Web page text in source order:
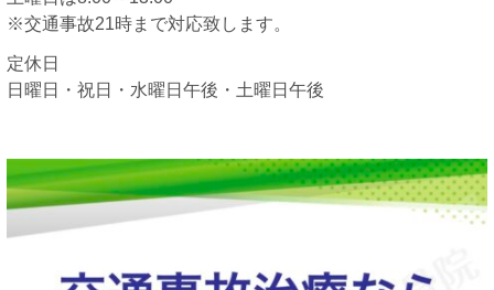
※交通事故21時まで対応致します。
定休日
日曜日・祝日・水曜日午後・土曜日午後